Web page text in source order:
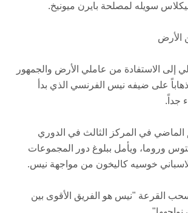
سويله لمصلحة بايرن ميونيخ.
الأرض
إلى الاستفادة من عاملي الأرض والجمهور
على ضيفه نيس الفرنسي الذي بدأ
جداً.
الماضي في المركز الثالث في الدوري
وروما، ويأمل ببلوغ دور المجموعات
خوسيه كاليخون من مواجهة نيس.
القرعة "نيس هو الفريق الأقوى بين